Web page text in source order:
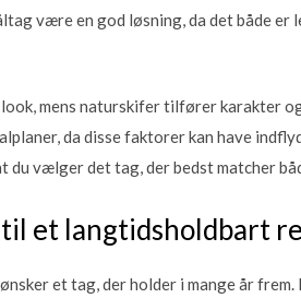
være en god løsning, da det både
mens naturskifer tilfører karakter
da disse faktorer kan have
du vælger det tag, der bedst matcher
et langtidsholdbart
et tag, der holder i mange år